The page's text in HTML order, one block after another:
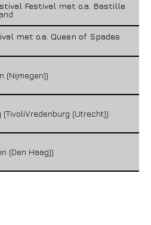
Festival met o.a. Bastille
met o.a. Queen of Spades
(Nijmegen))
(TivoliVredenburg (Utrecht))
(Den Haag))